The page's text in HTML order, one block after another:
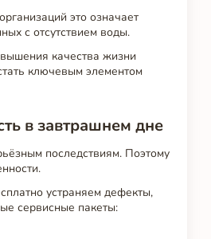
это означает
с отсутствием воды.
качества жизни
ключевым элементом
в завтрашнем дне
последствиям. Поэтому
устраняем дефекты,
сервисные пакеты: